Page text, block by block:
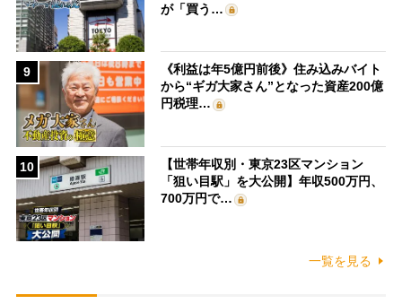
が「買う…
9
《利益は年5億円前後》住み込みバイト
から“ギガ大家さん”となった資産200億
円税理…
10
【世帯年収別・東京23区マンション
「狙い目駅」を大公開】年収500万円、
700万円で…
一覧を見る